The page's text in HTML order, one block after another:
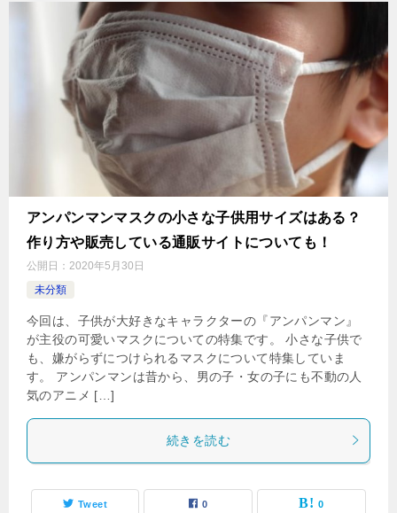
アンパンマンマスクの小さな子供用サイズはある？
作り方や販売している通販サイトについても！
公開日： 2020年5月30日
未分類
今回は、子供が大好きなキャラクターの『アンパンマン』
が主役の可愛いマスクについての特集です。 小さな子供で
も、嫌がらずにつけられるマスクについて特集していま
す。 アンパンマンは昔から、男の子・女の子にも不動の人
気のアニメ […]
続きを読む
Tweet 0 0